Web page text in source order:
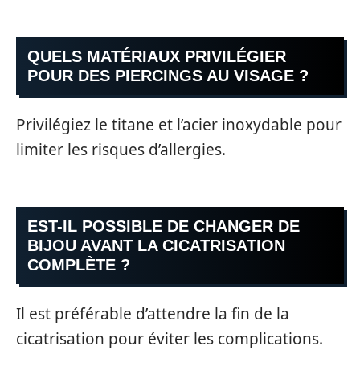
QUELS MATÉRIAUX PRIVILÉGIER
POUR DES PIERCINGS AU VISAGE ?
Privilégiez le titane et l’acier inoxydable pour
limiter les risques d’allergies.
EST-IL POSSIBLE DE CHANGER DE
BIJOU AVANT LA CICATRISATION
COMPLÈTE ?
Il est préférable d’attendre la fin de la
cicatrisation pour éviter les complications.